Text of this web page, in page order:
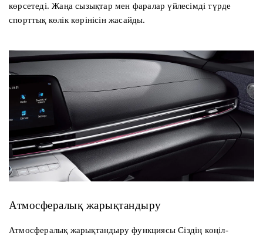
көрсетеді. Жаңа сызықтар мен фаралар үйлесімді түрде
спорттық көлік көрінісін жасайды.
Атмосфералық жарықтандыру
Атмосфералық жарықтандыру функциясы Сіздің көңіл-